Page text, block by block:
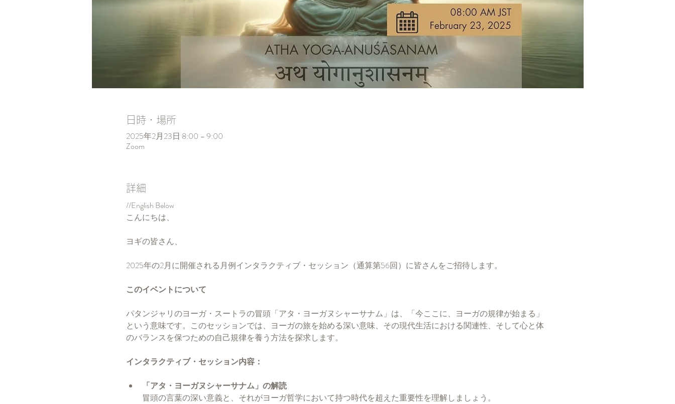
日時・場所
2025年2月23日 8:00 – 9:00
Zoom
詳細
//English Below
こんにちは、
ヨギの皆さん、
2025年の2月に開催される月例インタラクティブ・セッション（通算第56回）に皆さんをご招待します。
このイベントについて
パタンジャリのヨーガ・スートラの冒頭「アタ・ヨーガヌシャーサナム」は、「今ここに、ヨーガの規律が始まる」
という意味です。このセッションでは、ヨーガの旅を始める深い意味、その現代生活における関連性、そして心と体
のバランスを保つための自己規律を養う方法を探求します。
インタラクティブ・セッション内容：
「アタ・ヨーガヌシャーサナム」の解読
冒頭の言葉の深い意義と、それがヨーガ哲学において持つ時代を超えた重要性を理解しましょう。